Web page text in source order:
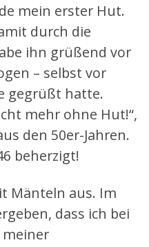
mein erster Hut.
durch die
ihn grüßend vor
– selbst vor
gegrüßt hatte.
mehr ohne Hut!“,
den 50er-Jahren.
beherzigt!
Mänteln aus. Im
dass ich bei
meiner